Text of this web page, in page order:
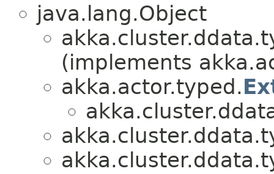
java.lang.Object
(implements
akka.actor.typed.